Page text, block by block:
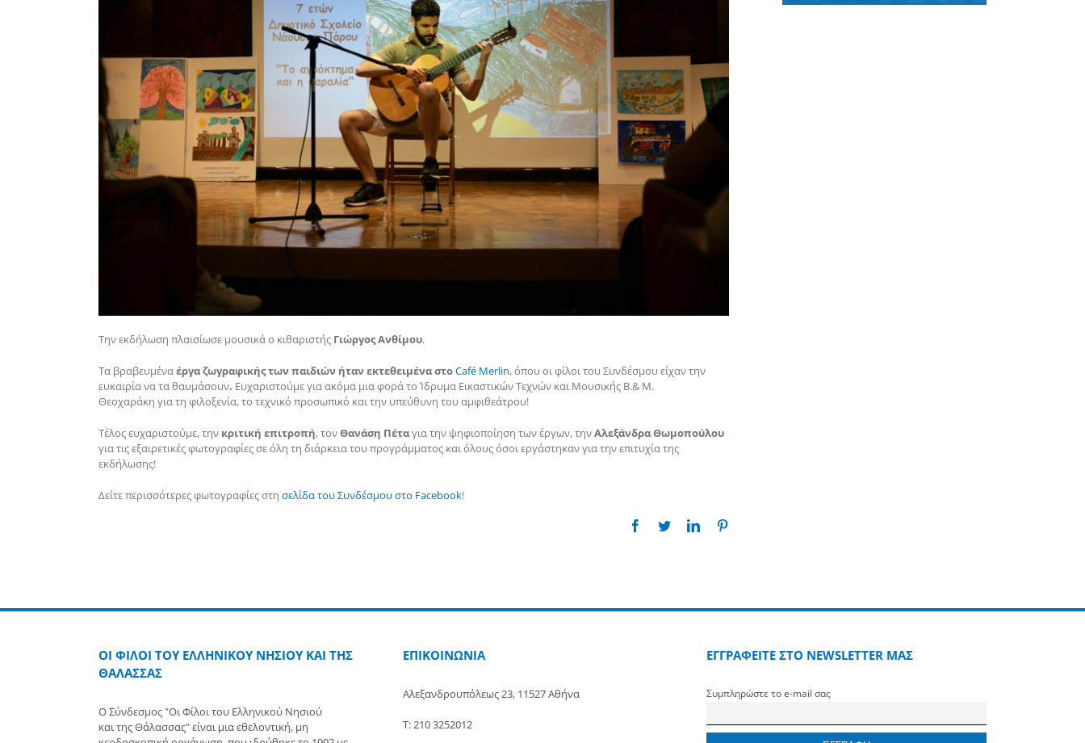
Την εκδήλωση πλαισίωσε μουσικά ο κιθαριστής Γιώργος Ανθίμου.
Τα βραβευμέναέργα ζωγραφικής των παιδιών ήταν εκτεθειμένα στοCafé Merlin, όπου οι φίλοι του Συνδέσμου είχαν την
ευκαιρία να τα θαυμάσουν. Ευχαριστούμε για ακόμα μια φορά το Ίδρυμα Εικαστικών Τεχνών και Μουσικής Β.& Μ.
Θεοχαράκη για τη φιλοξενία, το τεχνικό προσωπικό και την υπεύθυνη του αμφιθεάτρου!
Τέλος ευχαριστούμε, την κριτική επιτροπή, τονΘανάση Πέταγια την ψηφιοποίηση των έργων, τηνΑλεξάνδρα Θωμοπούλου
για τις εξαιρετικές φωτογραφίες σε όλη τη διάρκεια του προγράμματος και όλους όσοι εργάστηκαν για την επιτυχία της
εκδήλωσης!
Δείτε περισσότερες φωτογραφίες στη σελίδα του Συνδέσμου στο Facebook!
Facebook
TwitterLinkedin
ΟΙ ΦΙΛΟΙ ΤΟΥ ΕΛΛΗΝΙΚΟΥ ΝΗΣΙΟΥ ΚΑΙ ΤΗΣ
ΘΑΛΑΣΣΑΣ
Ο Σύνδεσμος "Οι Φίλοι του Ελληνικού Νησιού
και της Θάλασσας" είναι μια εθελοντική, μη
ΕΠΙΚΟΙΝΩΝΙΑ
Αλεξανδρουπόλεως 23, 11527 Αθήνα
Τ: 210 3252012
ΕΓΓΡΑΦΕΙΤΕ ΣΤΟ NEWSLETTER ΜΑΣ
Συμπληρώστε το e-mail σας